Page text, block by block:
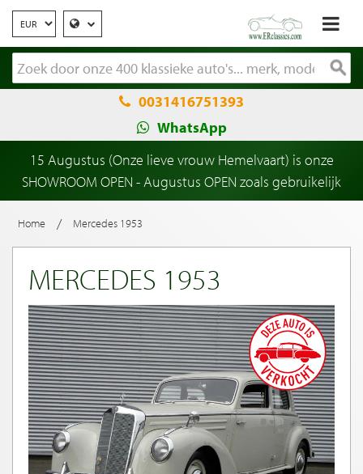
0031416751393
WhatsApp
15 Augustus (Onze lieve vrouw Hemelvaart) is onze
SHOWROOM OPEN - Augustus OPEN zoals gebruikelijk
Home / Mercedes 1953
MERCEDES 1953